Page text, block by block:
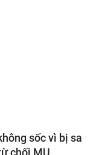
sốc vì bị sa
chối MU